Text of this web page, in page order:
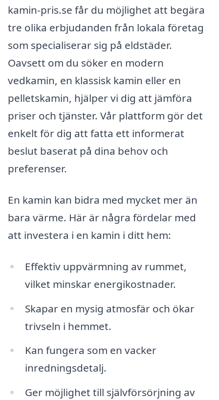
kamin-pris.se får du möjlighet att begära
tre olika erbjudanden från lokala företag
som specialiserar sig på eldstäder.
Oavsett om du söker en modern
vedkamin, en klassisk kamin eller en
pelletskamin, hjälper vi dig att jämföra
priser och tjänster. Vår plattform gör det
enkelt för dig att fatta ett informerat
beslut baserat på dina behov och
preferenser.
En kamin kan bidra med mycket mer än
bara värme. Här är några fördelar med
att investera i en kamin i ditt hem:
Effektiv uppvärmning av rummet,
vilket minskar energikostnader.
Skapar en mysig atmosfär och ökar
trivseln i hemmet.
Kan fungera som en vacker
inredningsdetalj.
Ger möjlighet till självförsörjning av